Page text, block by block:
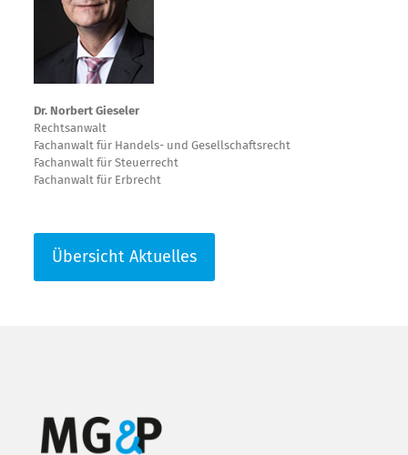
Dr. Norbert Gieseler
Rechtsanwalt
Fachanwalt für Handels- und Gesellschaftsrecht
Fachanwalt für Steuerrecht
Fachanwalt für Erbrecht
Übersicht Aktuelles